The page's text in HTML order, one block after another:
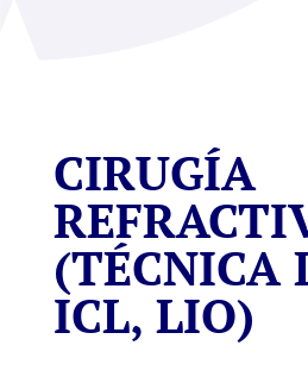
CIRUGÍA
(TÉCNICA
ICL, LIO)